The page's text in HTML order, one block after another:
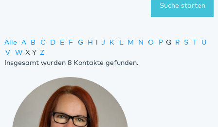
Alle A B C D E F G H J K L M N O P Q R S
U
V
W X Y Z
Insgesamt wurden 8 Kontakte gefunden.